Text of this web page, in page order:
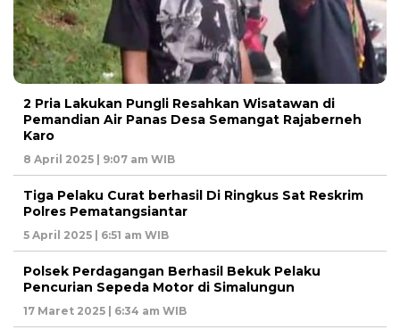
2 Pria Lakukan Pungli Resahkan Wisatawan di
Pemandian Air Panas Desa Semangat Rajaberneh
Karo
8 April 2025 | 9:07 am WIB
Tiga Pelaku Curat berhasil Di Ringkus Sat Reskrim
Polres Pematangsiantar
5 April 2025 | 6:51 am WIB
Polsek Perdagangan Berhasil Bekuk Pelaku
Pencurian Sepeda Motor di Simalungun
17 Maret 2025 | 6:34 am WIB